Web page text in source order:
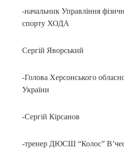
-начальник Управління
спорту ХОДА
Сергій Яворський
-Голова Херсонського
України
-Сергій Кірсанов
-тренер ДЮСШ “Колос”